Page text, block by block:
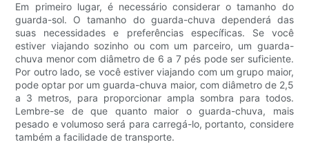
Em primeiro lugar, é necessário considerar o tamanho do
guarda-sol. O tamanho do guarda-chuva dependerá das
suas necessidades e preferências específicas. Se você
estiver viajando sozinho ou com um parceiro, um guarda-
chuva menor com diâmetro de 6 a 7 pés pode ser suficiente.
Por outro lado, se você estiver viajando com um grupo maior,
pode optar por um guarda-chuva maior, com diâmetro de 2,5
a 3 metros, para proporcionar ampla sombra para todos.
Lembre-se de que quanto maior o guarda-chuva, mais
pesado e volumoso será para carregá-lo, portanto, considere
também a facilidade de transporte.